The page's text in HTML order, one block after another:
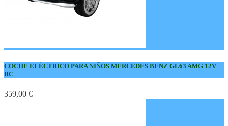
COCHE ELÉCTRICO PARA NIÑOS MERCEDES BENZ GL63 AMG 12V
RC
359,00 €